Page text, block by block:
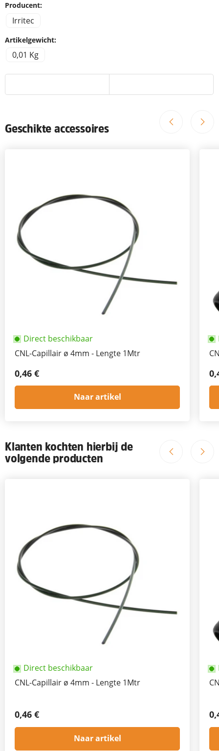
Producent:
Irritec
Artikelgewicht:
0,01 Kg
Geschikte accessoires
Direct beschikbaar
CNL-Capillair ø 4mm - Lengte 1Mtr
0,46 €
Naar artikel
Klanten kochten hierbij de
volgende producten
Direct beschikbaar
CNL-Capillair ø 4mm - Lengte 1Mtr
0,46 €
Naar artikel